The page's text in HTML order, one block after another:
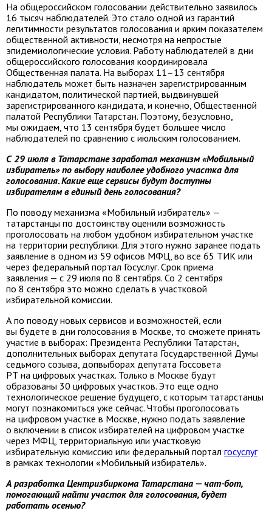
На общероссийском голосовании действительно заявилось
16 тысяч наблюдателей. Это стало одной из гарантий
легитимности результатов голосования и ярким показателем
общественной активности, несмотря на непростые
эпидемиологические условия. Работу наблюдателей в дни
общероссийского голосования координировала
Общественная палата. На выборах 11–13 сентября
наблюдатель может быть назначен зарегистрированным
кандидатом, политической партией, выдвинувшей
зарегистрированного кандидата, и конечно, Общественной
палатой Республики Татарстан. Поэтому, безусловно,
мы ожидаем, что 13 сентября будет большее число
наблюдателей по сравнению с июльским голосованием.
С 29 июля в Татарстане заработал механизм «Мобильный
избиратель» по выбору наиболее удобного участка для
голосования. Какие еще сервисы будут доступны
избирателям в единый день голосования?
По поводу механизма «Мобильный избиратель» —
татарстанцы по достоинству оценили возможность
проголосовать на любом удобном избирательном участке
на территории республики. Для этого нужно заранее подать
заявление в одном из 59 офисов МФЦ, во все 65 ТИК или
через федеральный портал Госуслуг. Срок приема
заявления — с 29 июля по 8 сентября. Со 2 сентября
по 8 сентября это можно сделать в участковой
избирательной комиссии.
А по поводу новых сервисов и возможностей, если
вы будете в дни голосования в Москве, то сможете принять
участие в выборах: Президента Республики Татарстан,
дополнительных выборах депутата Государственной Думы
седьмого созыва, допвыборах депутата Госсовета
РТ на цифровых участках. Только в Москве будут
образованы 30 цифровых участков. Это еще одно
технологическое решение будущего, с которым татарстанцы
могут познакомиться уже сейчас. Чтобы проголосовать
на цифровом участке в Москве, нужно подать заявление
о включении в список избирателей на цифровом участке
через МФЦ, территориальную или участковую
избирательную комиссию или федеральный портал госуслуг
в рамках технологии «Мобильный избиратель».
А разработка Центризбиркома Татарстана — чат-бот,
помогающий найти участок для голосования, будет
работать осенью?